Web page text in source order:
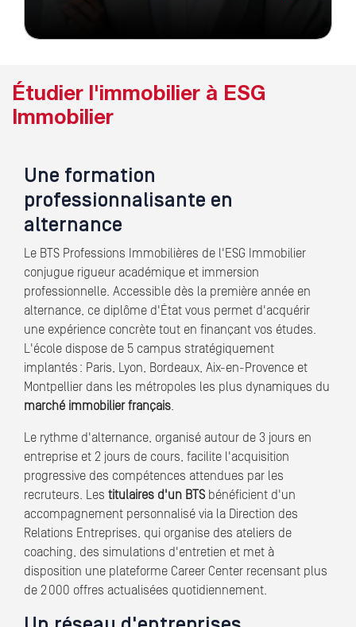
Étudier l'immobilier à ESG
Immobilier
Une formation
professionnalisante en
alternance
Le BTS Professions Immobilières de l'ESG Immobilier
conjugue rigueur académique et immersion
professionnelle. Accessible dès la première année en
alternance, ce diplôme d'État vous permet d'acquérir
une expérience concrète tout en finançant vos études.
L'école dispose de 5 campus stratégiquement
implantés : Paris, Lyon, Bordeaux, Aix-en-Provence et
Montpellier dans les métropoles les plus dynamiques du
marché immobilier français.
Le rythme d'alternance, organisé autour de 3 jours en
entreprise et 2 jours de cours, facilite l'acquisition
progressive des compétences attendues par les
recruteurs. Les titulaires d'un BTS bénéficient d'un
accompagnement personnalisé via la Direction des
Relations Entreprises, qui organise des ateliers de
coaching, des simulations d'entretien et met à
disposition une plateforme Career Center recensant plus
de 2 000 offres actualisées quotidiennement.